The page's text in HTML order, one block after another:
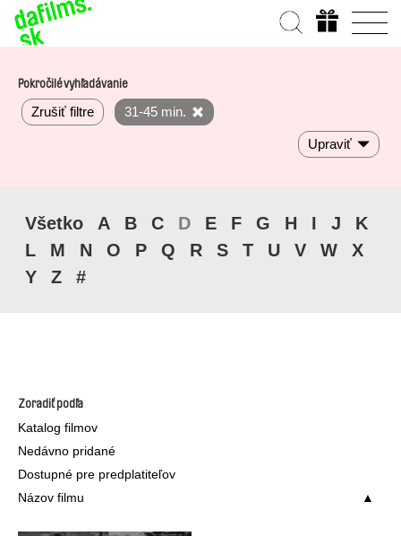
Pokročilé vyhľadávanie
Zrušiť filtre 31-45 min.
Upraviť
Všetko A B C D E F G H I J
K
L
M N O P Q R S T U V W
X
Y
Z #
Zoradiť podľa
Katalog filmov
Nedávno pridané
Dostupné pre predplatiteľov
Názov filmu